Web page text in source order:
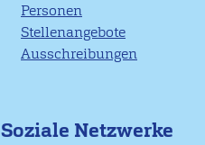
Personen
Stellenangebote
Ausschreibungen
Soziale Netzwerke